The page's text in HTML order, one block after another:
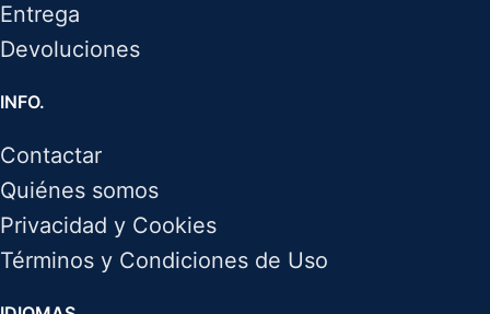
Entrega
Devoluciones
INFO.
Contactar
Quiénes somos
Privacidad y Cookies
Términos y Condiciones de Uso